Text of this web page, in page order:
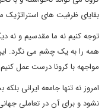
بقایای ظرفیت های استراتژیک
توجه کنیم نه ما مقدسیم و نه
همه را به یک چشم می نگرد. این
مواجهه با کرونا درست عمل
امروز نه تنها جامعه ایرانی
نشود و برای آن در تعاملی